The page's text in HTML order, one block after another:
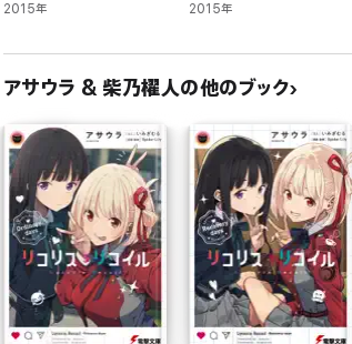
2015年 2015年
アサウラ & 柴乃櫂人の他のブック